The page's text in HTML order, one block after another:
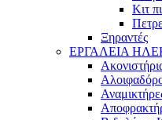
Κιτ
Ξηραντές
ΕΡΓΑΛΕΙΑ